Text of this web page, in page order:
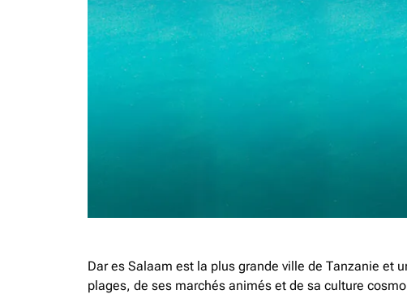
Dar es Salaam est la plus grande ville de Tanzanie et
plages, de ses marchés animés et de sa culture